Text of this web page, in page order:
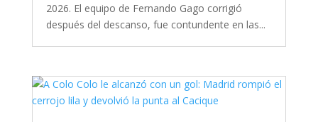
2026. El equipo de Fernando Gago corrigió
después del descanso, fue contundente en las...